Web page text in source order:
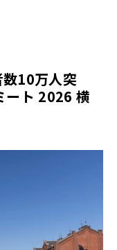
数10万人突
ート 2026 横